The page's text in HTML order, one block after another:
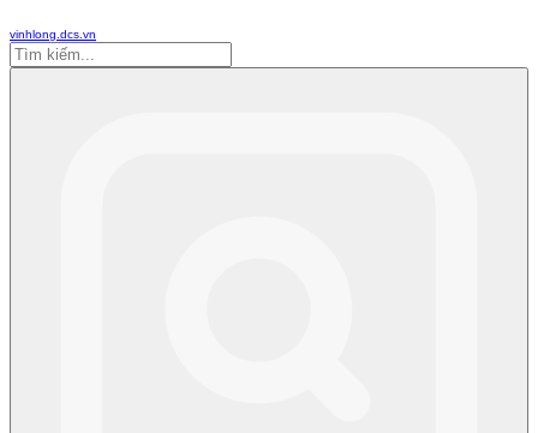
vinhlong.dcs.vn